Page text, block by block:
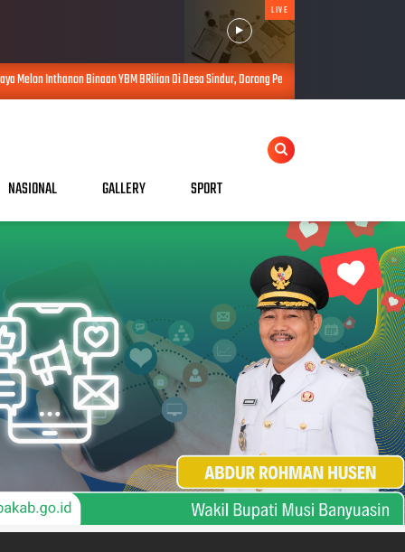
LIVE
YBM BRilian Di Desa Sindur, Dorong Petani Prabumulih Naik Kelas
NASIONAL GALLERY SPORT